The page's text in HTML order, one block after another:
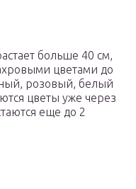
больше 40 см,
цветами до
розовый, белый
цветы уже через
еще до 2